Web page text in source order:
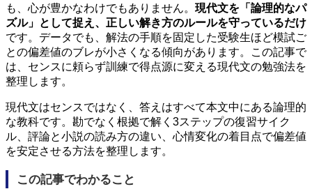
も、心が豊かなわけでもありません。 現代文を「論理的なパ
ズル」として捉え、正しい解き方のルールを守っているだけ
です。データでも、解法の手順を固定した受験生ほど模試ご
との偏差値のブレが小さくなる傾向があります。この記事で
は、センスに頼らず訓練で得点源に変える現代文の勉強法を
整理します。
現代文はセンスではなく、答えはすべて本文中にある論理的
な教科です。勘でなく根拠で解く3ステップの復習サイク
ル、評論と小説の読み方の違い、心情変化の着目点で偏差値
を安定させる方法を整理します。
この記事でわかること